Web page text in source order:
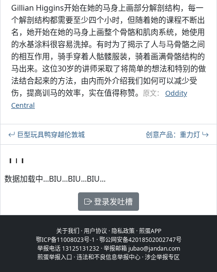
Gillian Higgins开始在她的马身上画部分解剖结构，每一
个解剖结构都需要至少四个小时，但随着她的课程不断出
名，她开始在她的马身上画整个骨骼和肌肉系统，她使用
的水基涂料很容易洗掉。有时为了揭示了人与马骨骼之间
的相互作用，骑手穿着人骷髅服装，骑着画满骨骼结构的
马出来。这位30岁的讲师采取了将简单的想法和特别的做
法结合起来的方法，由内而外介绍我们如何可以减少受
伤，提高训马的效率，实在值得称赞。 原文： Oddity
Central
巨型玩具鸭穿越伦敦城 创意产品：重力灯
数据加载中...BIU...BIU...BIU...
登录发吐槽
关于我们 ·用户协议 · 隐私政策·煎蛋APP
鄂ICP备11008023号-1 ·鄂公网安备42018502002747号
举报电话 13125131232 · 举报邮箱 jubao@jandan.com
煎蛋举报入口 ·违法和不良信息举报中心 ·涉企举报专区